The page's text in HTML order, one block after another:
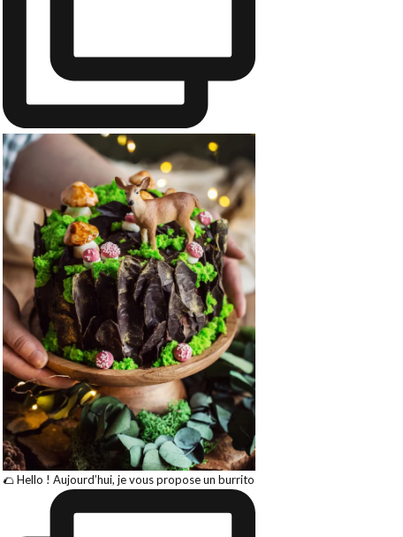
🌮 Hello ! Aujourd’hui, je vous propose un burrito